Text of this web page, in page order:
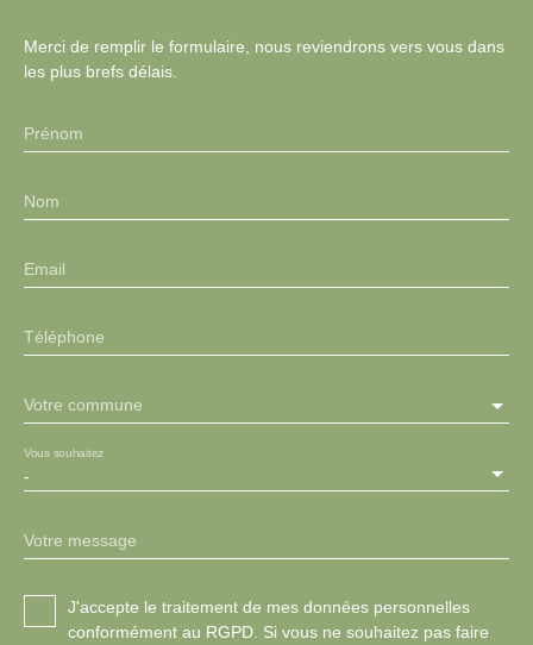
Merci de remplir le formulaire, nous reviendrons vers vous dans
les plus brefs délais.
Prénom
Nom
Email
Téléphone
Votre commune
-
Vous souhaitez
Votre message
J'accepte le traitement de mes données personnelles
conformément au RGPD. Si vous ne souhaitez pas faire